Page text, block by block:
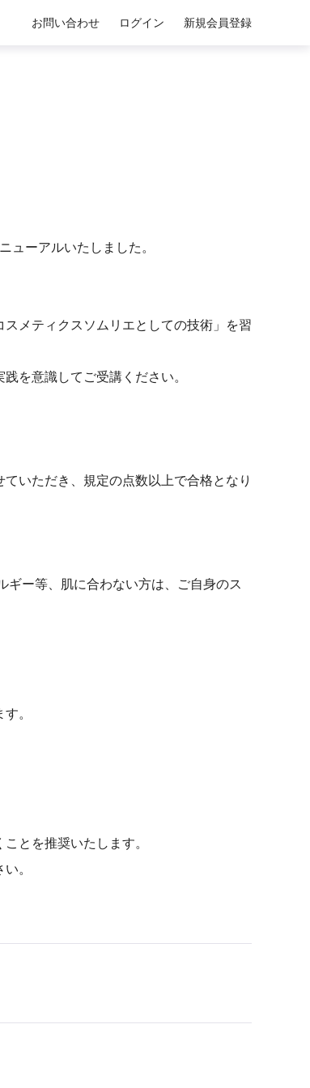
お問い合わせ ログイン 新規会員登録
ューアルいたしました。
メティクスソムリエとしての技術」を習
を意識してご受講ください。
いただき、規定の点数以上で合格となり
ー等、肌に合わない方は、ご自身のス
。
とを推奨いたします。
。